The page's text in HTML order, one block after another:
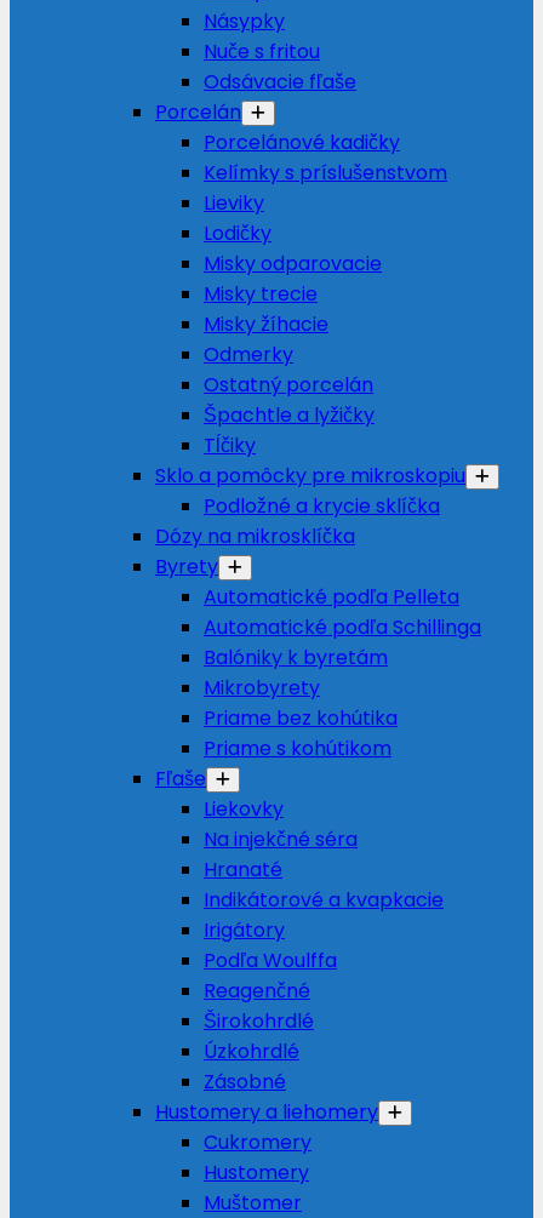
Násypky
Nuče s fritou
Odsávacie fľaše
Porcelán
Porcelánové kadičky
Kelímky s príslušenstvom
Lieviky
Lodičky
Misky odparovacie
Misky trecie
Misky žíhacie
Odmerky
Ostatný porcelán
Špachtle a lyžičky
Tĺčiky
Sklo a pomôcky pre mikroskopiu
Podložné a krycie sklíčka
Dózy na mikrosklíčka
Byrety
Automatické podľa Pelleta
Automatické podľa Schillinga
Balóniky k byretám
Mikrobyrety
Priame bez kohútika
Priame s kohútikom
Fľaše
Liekovky
Na injekčné séra
Hranaté
Indikátorové a kvapkacie
Irigátory
Podľa Woulffa
Reagenčné
Širokohrdlé
Úzkohrdlé
Zásobné
Hustomery a liehomery
Cukromery
Hustomery
Muštomer